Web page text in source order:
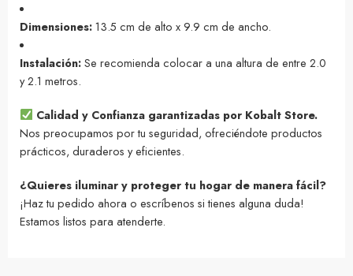
Dimensiones:13.5 cm de alto x 9.9 cm de ancho.
Instalación:Se recomienda colocar a una altura de entre 2.0
y 2.1 metros.
Calidad y Confianza garantizadas por Kobalt Store.
Nos preocupamos por tu seguridad, ofreciéndote productos
prácticos, duraderos y eficientes.
¿Quieres iluminar y proteger tu hogar de manera fácil?
¡Haz tu pedido ahora o escríbenos si tienes alguna duda!
Estamos listos para atenderte.